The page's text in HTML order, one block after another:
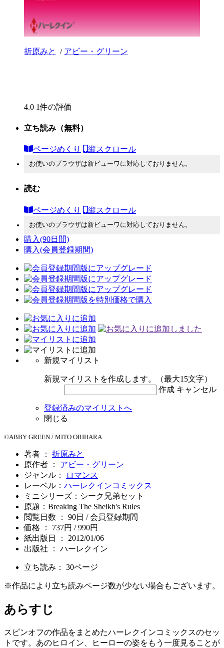
折原みと / アビー・グリーン
4.0 1件の評価
立ち読み （無料）
ページめくり 縦スクロール
お使いのブラウザは新ビューワに対応しておりません。
読む
ページめくり 縦スクロール
お使いのブラウザは新ビューワに対応しておりません。
購入(90日間)
購入(会員登録期間)
新規マイリスト
新規マイリストを作成します。（最大15文字）
作成 キャンセル
登録済みのマイリストへ
閉じる
©ABBY GREEN / MITO ORIHARA
著者 ： 折原みと
原作者 ： アビー・グリーン
ジャンル：
ロマンス
レーベル： ハーレクインコミックス
ミニシリーズ：シーク兄弟セット
原題：Breaking The Sheikh's Rules
閲覧日数 ： 90日 / 会員登録期間
価格 ： 737円 / 990円
紙出版日 ： 2012/01/06
出版社 ： ハーレクイン
立ち読み： 30ページ
※作品により立ち読みページ数が少ない場合もございます。
あらすじ
スピンオフの作品をまとめたハーレクインコミックスのセッ
トです。あのヒロイン、ヒーローの姿をもう一度見ることが